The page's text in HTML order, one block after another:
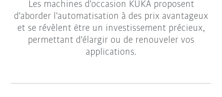
Les machines d'occasion KUKA proposent
d'aborder l'automatisation à des prix avantageux
et se révèlent être un investissement précieux,
permettant d'élargir ou de renouveler vos
applications.